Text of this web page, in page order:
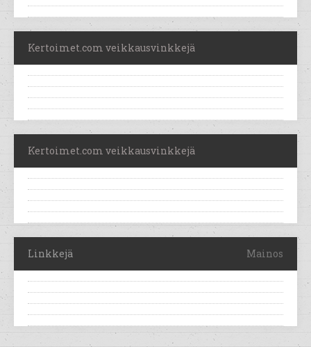
Kertoimet.com veikkausvinkkejä
Kertoimet.com veikkausvinkkejä
Linkkejä Mainos